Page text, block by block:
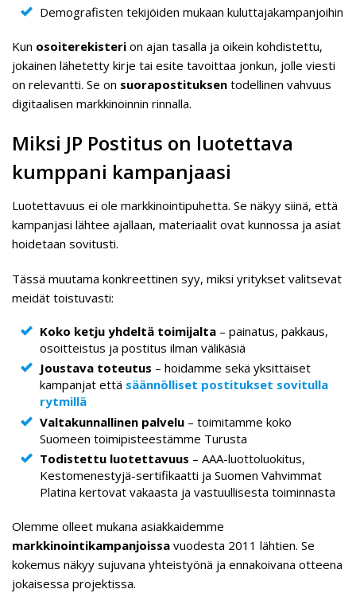
Demografisten tekijöiden mukaan kuluttajakampanjoihin
Kun osoiterekisteri on ajan tasalla ja oikein kohdistettu,
jokainen lähetetty kirje tai esite tavoittaa jonkun, jolle viesti
on relevantti. Se on suorapostituksen todellinen vahvuus
digitaalisen markkinoinnin rinnalla.
Miksi JP Postitus on luotettava
kumppani kampanjaasi
Luotettavuus ei ole markkinointipuhetta. Se näkyy siinä, että
kampanjasi lähtee ajallaan, materiaalit ovat kunnossa ja asiat
hoidetaan sovitusti.
Tässä muutama konkreettinen syy, miksi yritykset valitsevat
meidät toistuvasti:
Koko ketju yhdeltä toimijalta– painatus, pakkaus,
osoitteistus ja postitus ilman välikäsiä
Joustava toteutus – hoidamme sekä yksittäiset
kampanjat että säännölliset postitukset sovitulla
rytmillä
Valtakunnallinen palvelu– toimitamme koko
Suomeen toimipisteestämme Turusta
Todistettu luotettavuus – AAA-luottoluokitus,
Kestomenestyjä-sertifikaatti ja Suomen Vahvimmat
Platina kertovat vakaasta ja vastuullisesta toiminnasta
Olemme olleet mukana asiakkaidemme
markkinointikampanjoissa vuodesta 2011 lähtien. Se
kokemus näkyy sujuvana yhteistyönä ja ennakoivana otteena
jokaisessa projektissa.